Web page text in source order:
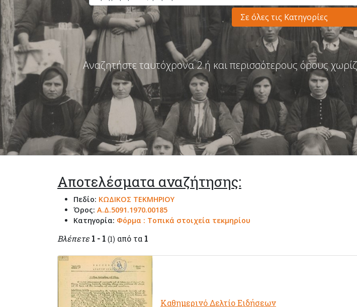
Αναζητήστε ταυτόχρονα 2 ή και περισσότερους όρους
Αποτελέσματα αναζήτησης:
Πεδίο: ΚΩΔΙΚΟΣ ΤΕΚΜΗΡΙΟΥ
Όρος: Α.Δ.5091.1970.00185
Κατηγορία: Φόρμα : Τοπικά στοιχεία τεκμηρίου
Βλέπετε 1 - 1 (1) από τα 1
Καθημερινό Δελτίο Ειδήσεων